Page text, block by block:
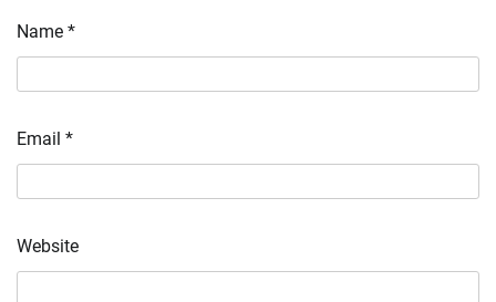
Name *
Email *
Website